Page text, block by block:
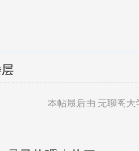
本帖最后由 无聊阁